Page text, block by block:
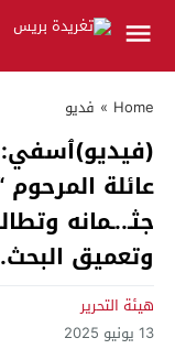
Home
» فديو
(فيديو)ٱسفي:
عائلة
جثـ..ـمانه
وتعميق البحث.
هيئة التحرير
13 يونيو 2025